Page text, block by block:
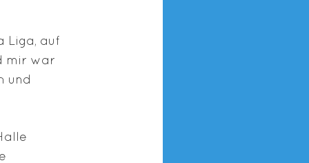
Liga, auf
mir war
und